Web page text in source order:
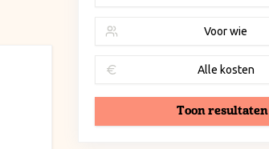
Voor wie
Alle kosten
Toon resultaten